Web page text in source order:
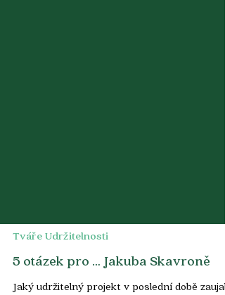
Tváře Udržitelnosti
5 otázek pro … Jakuba Skavroně